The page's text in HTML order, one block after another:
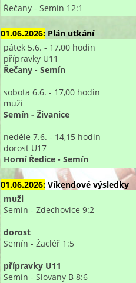
Řečany - Semín 12:1
01.06.2026: Plán utkání
pátek 5.6. - 17,00 hodin
přípravky U11
Řečany - Semín
sobota 6.6. - 17,00 hodin
muži
Semín - Živanice
neděle 7.6. - 14,15 hodin
dorost U17
Horní Ředice - Semín
01.06.2026: Víkendové výsledky
muži
Semín - Zdechovice 9:2
dorost
Semín - Žacléř 1:5
přípravky U11
Semín - Slovany B 8:6